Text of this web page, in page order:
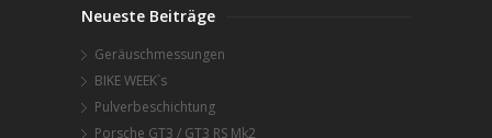
Neueste Beiträge
Geräuschmessungen
BIKE WEEK`s
Pulverbeschichtung
Porsche GT3 / GT3 RS Mk2